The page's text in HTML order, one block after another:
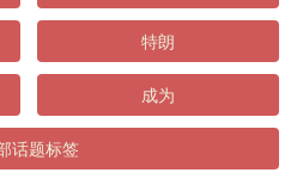
特朗
成为
话题标签